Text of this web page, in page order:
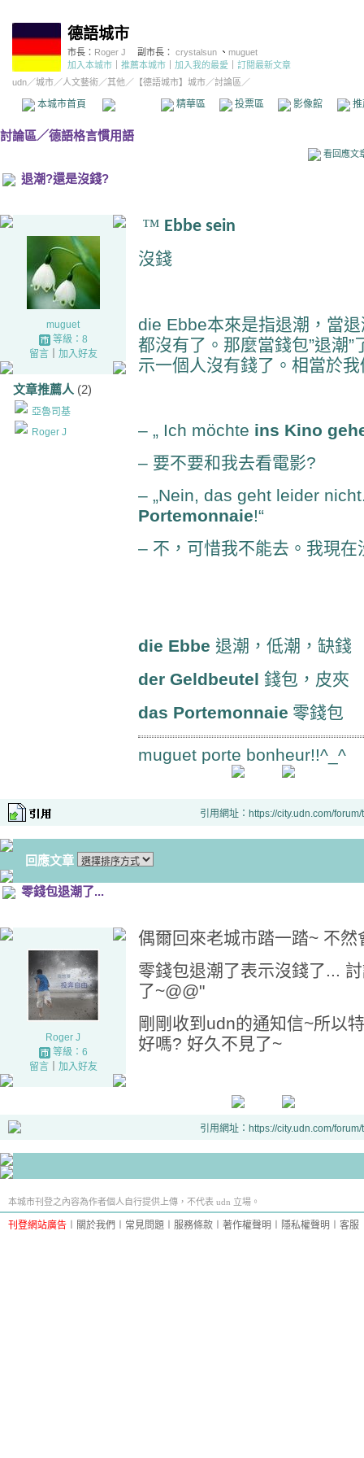
德語城市
市長： Roger J 副市長： crystalsun 、 muguet
加入本城市
推薦本城市 加入我的最愛
訂閱最新文章
udn／城市／人文藝術／其他 ／ 【德語城市】城市／討論區／
本城市首頁 精華區 投票區 影像館
討論區／德語格言慣用語
看回應文
退潮?還是沒錢?
muguet
等級：8
留言｜ 加入好友
文章推薦人 (2)
亞魯司基
Roger J
™ Ebbe sein
沒錢
die Ebbe本來是指退潮 ， 當
都沒有了 。 那麼當錢包”退潮”
示一個人沒有錢了 。相當於
– „ Ich möchte ins Kino
– 要不要和我去看電影?
– „Nein, das geht leider
Portemonnaie!“
– 不，可惜我不能去。我現在
die Ebbe 退潮，低潮，缺錢
der Geldbeutel 錢包，皮夾
das Portemonnaie 零錢包
muguet porte bonheur!!^_^
引用網址：https://city.udn.com/
回應文章
零錢包退潮了...
Roger J
等級：6
留言｜ 加入好友
偶爾回來老城市踏一踏~ 不然
零錢包退潮了表示沒錢了...
了~@@"
剛剛收到udn的通知信~所以
好嗎? 好久不見了~
引用網址：https://city.udn.com/
本城市刊登之內容為作者個人自行提供上傳，不代表 udn 立場。
刊登網站廣告 關於我們 常見問題 服務條款 著作權聲明 隱私權聲明 客服